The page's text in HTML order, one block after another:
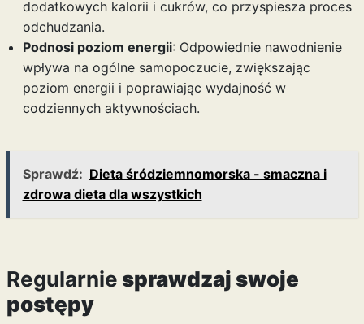
dodatkowych kalorii i cukrów, co przyspiesza proces
odchudzania.
Podnosi poziom energii: Odpowiednie nawodnienie
wpływa na ogólne samopoczucie, zwiększając
poziom energii i poprawiając wydajność w
codziennych aktywnościach.
Sprawdź: Dieta śródziemnomorska - smaczna i
zdrowa dieta dla wszystkich
Regularniesprawdzaj swoje
postępy